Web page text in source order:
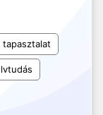
tapasztalat